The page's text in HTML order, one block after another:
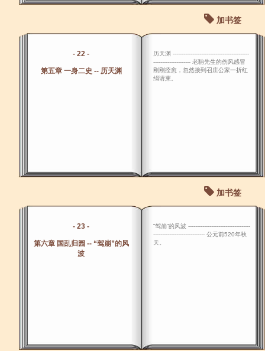
加书签
- 22 -
第五章 一身二史 -- 历天渊
历天渊 -------------------------------------------
--------------------- 老聃先生的伤风感冒
刚刚痊愈，忽然接到召庄公家一折红
绢请柬。
加书签
- 23 -
第六章 国乱归园 -- “驾崩”的风
波
“驾崩”的风波 -----------------------------------
----------------------------- 公元前520年秋
天。